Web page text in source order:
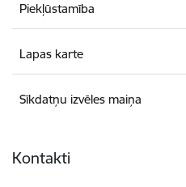
Piekļūstamība
Lapas karte
Sīkdatņu izvēles maiņa
Kontakti